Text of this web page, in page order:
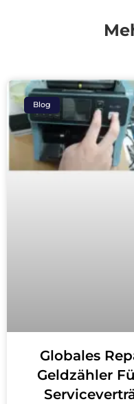
Blog
Globales
Geldzähler